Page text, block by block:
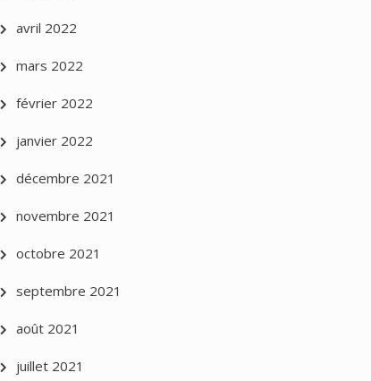
avril 2022
mars 2022
février 2022
janvier 2022
décembre 2021
novembre 2021
octobre 2021
septembre 2021
août 2021
juillet 2021